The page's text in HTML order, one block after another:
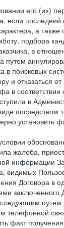
его (их)
если последний
а также
подбора
в
путем
в поисковых
и отказаться
в соответствии
в
посредством
установить
жалоба,
информации
видимых
Договора в
путем
телефонной
факт